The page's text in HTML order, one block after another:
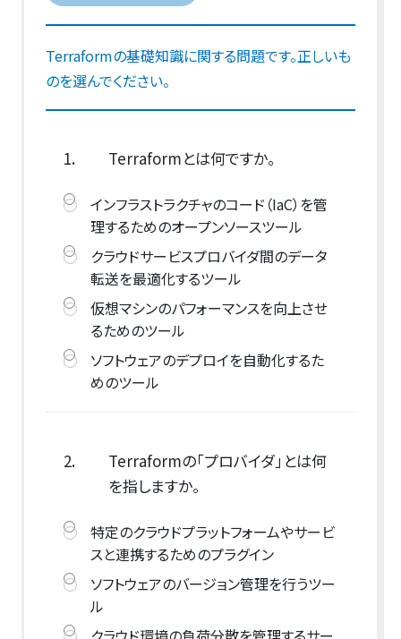
Terraformの基礎知識に関する問題です。正しいも
のを選んでください。
1. Terraformとは何ですか。
インフラストラクチャのコード（IaC）を管
理するためのオープンソースツール
クラウドサービスプロバイダ間のデータ
転送を最適化するツール
仮想マシンのパフォーマンスを向上させ
るためのツール
ソフトウェアのデプロイを自動化するた
めのツール
2.
Terraformの「プロバイダ」とは何
を指しますか。
特定のクラウドプラットフォームやサービ
スと連携するためのプラグイン
ソフトウェアのバージョン管理を行うツー
ル